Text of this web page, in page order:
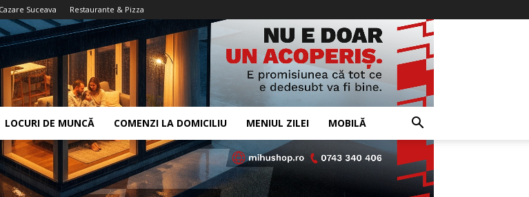
Cazare Suceava Restaurante & Pizza
LOCURI DE MUNCĂ COMENZI LA DOMICILIU MENIUL ZILEI MOBILĂ